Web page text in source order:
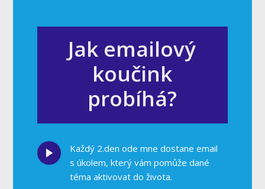
Jak emailový
koučink
probíhá?
Každý 2.den ode mne dostane email
s úkolem, který vám pomůže dané
téma aktivovat do života.